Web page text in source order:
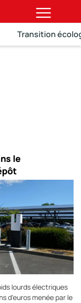
Transition
le
lourds électriques
d'euros menée par le